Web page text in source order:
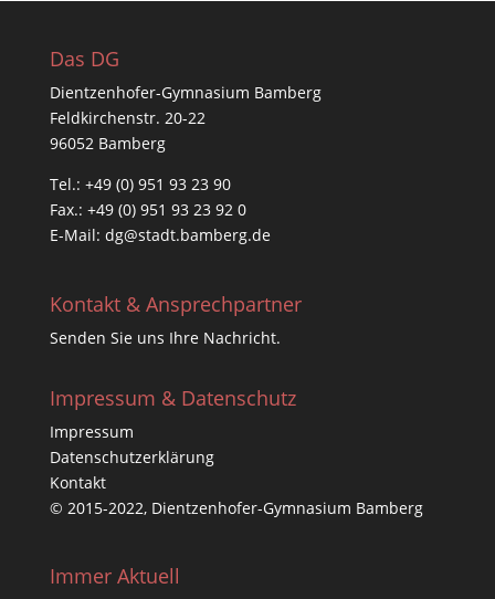
Das DG
Dientzenhofer-Gymnasium Bamberg
Feldkirchenstr. 20-22
96052 Bamberg
Tel.: +49 (0) 951 93 23 90
Fax.: +49 (0) 951 93 23 92 0
E-Mail: dg@stadt.bamberg.de
Kontakt & Ansprechpartner
Senden Sie uns Ihre Nachricht.
Impressum & Datenschutz
Impressum
Datenschutzerklärung
Kontakt
© 2015-2022, Dientzenhofer-Gymnasium Bamberg
Immer Aktuell